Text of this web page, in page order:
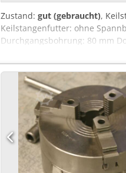
Zustand: gut (gebraucht),
Keilstangenfutter: ohne
Durchgangsbohrung: 80 mm